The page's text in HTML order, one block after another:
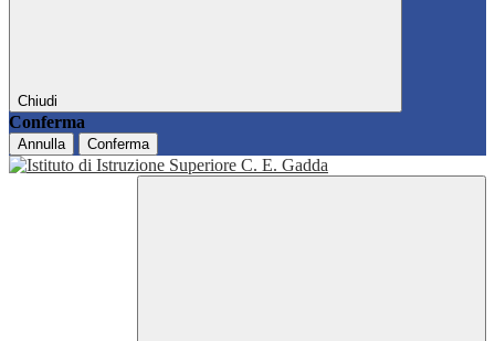
Chiudi
Conferma
Annulla Conferma